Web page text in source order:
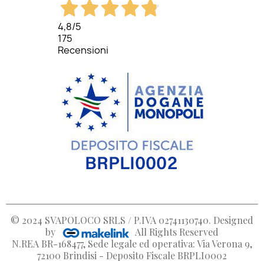
4,8/5
175
Recensioni
© 2024 SVAPOLOCO SRLS / P.IVA 02741130740. Designed
by
All Rights Reserved
N.REA BR-168477, Sede legale ed operativa: Via Verona 9,
72100 Brindisi - Deposito Fiscale BRPLI0002